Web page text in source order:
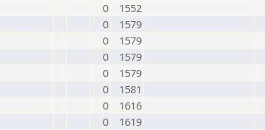
0
1552
0
1579
0
1579
0
1579
0
1579
0
1581
0
1616
0
1619